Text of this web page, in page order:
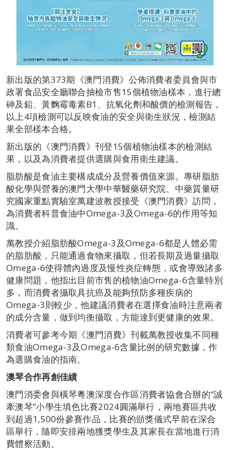
新出版的第373期《澳門消費》公佈消費者委員會與市
政署食品安全廳聯合抽檢市售15個植物油樣本，進行總
砷及鉛、黃麴霉毒素B1、抗氧化劑和酸價的檢測報告，
以上4項檢測可以反映食油的安全與衛生狀況，檢測結
果全部樣本合格。
新出版的《澳門消費》刊登15個植物油樣本的檢測結
果，以及為消費者提供選購與食用衛生建議。
脂肪酸是食油主要構成成分及營養價值來源。專研脂肪
酸化學與營養的澳門大學中華醫藥研究院、中藥質量研
究國家重點實驗室萬建波教授接受《澳門消費》訪問，
為消費者科普食油中Omega-3及Omega-6的作用等知
識。
萬教授介紹脂肪酸Omega-3及Omega-6都是人體必需
的脂肪酸，只能通過食物來攝取，但若長期及過量攝取
Omega-6使得體內過度及慢性炎症轉態，或會導致諸多
健康問題，他指出目前市售的植物油Omega-6含量特別
多，而消費者攝取具抗癌及能夠預防多種疾病的
Omega-3則較少，他建議消費者在選擇食油時注意兩者
的成分含量，做到均衡攝取，方能達到更健康的效果。
消費者可參考今期《澳門消費》刊載萬教授收集不同種
類食油Omega-3及Omega-6含量比例的研究數據，作
為選購食油的指南。
澳琴合作再創佳績
澳門消委會與橫琴粵澳深度合作區消費者協會合辦的“誠
牽澳琴”小學生填色比賽2024圓滿舉行，兩地賽區共收
到超過1,500份參賽作品，比賽的頒獎儀式早前在深合
區舉行，隨即安排兩地獲獎學生及其家長在當地進行消
費體察活動。